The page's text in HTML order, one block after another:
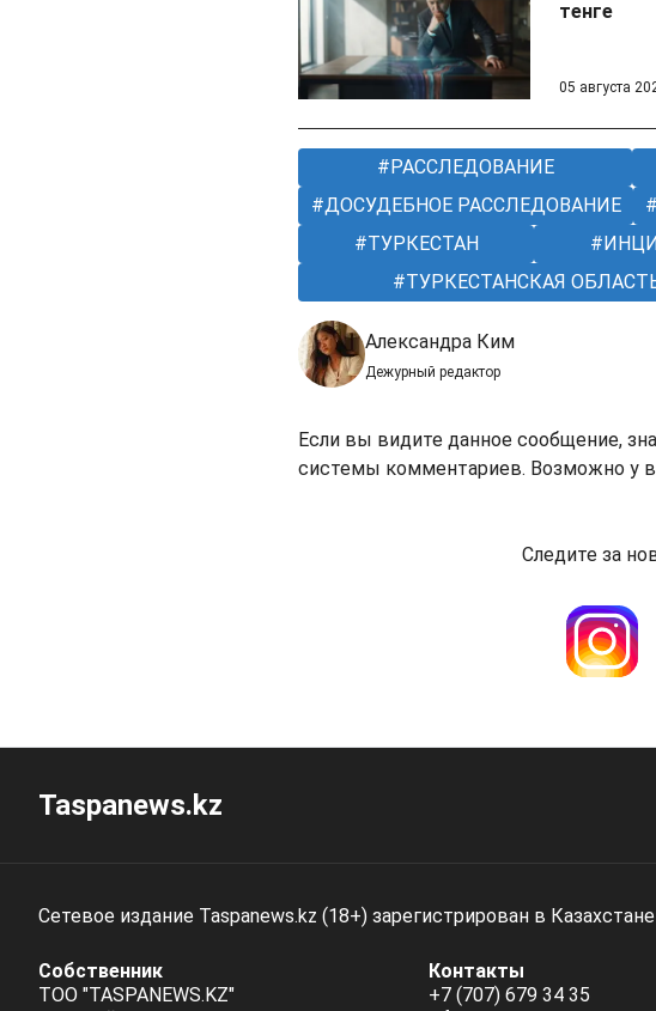
тенге
05 августа
РАССЛЕДОВАНИЕ
ДОСУДЕБНОЕ РАССЛЕДОВАНИЕ
ТУРКЕСТАН
ТУРКЕСТАНСКАЯ
Александра Ким
Дежурный редактор
Если вы видите данное сообщение,
системы комментариев. Возможно у
Следите за
Taspanews.kz
Сетевое издание Taspanews.kz (18+) зарегистрирован в
Собственник
ТОО "TASPANEWS.KZ"
Контакты
+7 (707) 679 34 35